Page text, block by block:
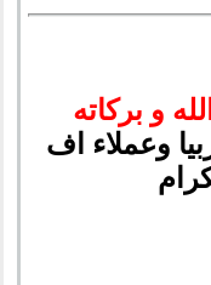
و بركاته
وعملاء اف